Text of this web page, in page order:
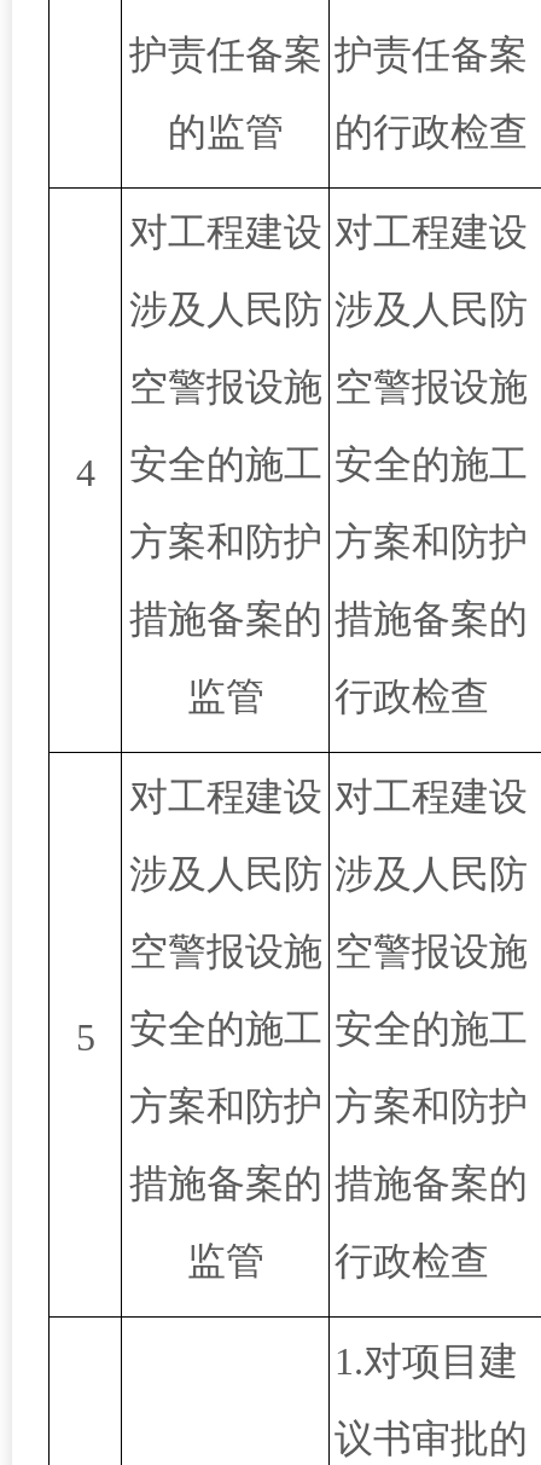
护责任备案
的监管
护责任备案
的行政检查
4
对工程建设
涉及人民防
空警报设施
安全的施工
方案和防护
措施备案的
监管
对工程建设
涉及人民防
空警报设施
安全的施工
方案和防护
措施备案的
行政检查
5
对工程建设
涉及人民防
空警报设施
安全的施工
方案和防护
措施备案的
监管
对工程建设
涉及人民防
空警报设施
安全的施工
方案和防护
措施备案的
行政检查
1.对项目建
议书审批的